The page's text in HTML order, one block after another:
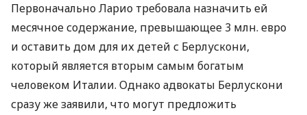
Первоначально Ларио требовала назначить ей
месячное содержание, превышающее 3 млн. евро
и оставить дом для их детей с Берлускони,
который является вторым самым богатым
человеком Италии. Однако адвокаты Берлускони
сразу же заявили, что могут предложить